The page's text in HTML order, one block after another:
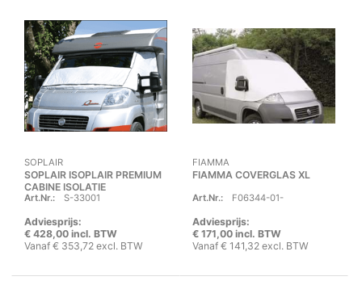
SOPLAIR
SOPLAIR ISOPLAIR PREMIUM
CABINE ISOLATIE
Art.Nr.: S-33001
Adviesprijs:
€ 428,00 incl. BTW
Vanaf € 353,72 excl. BTW
FIAMMA
FIAMMA COVERGLAS XL
Art.Nr.: F06344-01-
Adviesprijs:
€ 171,00 incl. BTW
Vanaf € 141,32 excl. BTW